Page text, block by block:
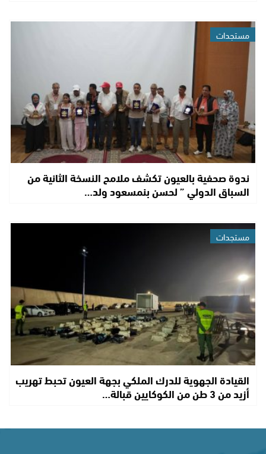
مستجدات
ندوة صحفية بالعيون تكشف ملامح النسخة الثانية من
السباق الدولي ” لحسن بنمسعود ولد…
مستجدات
القيادة الجهوية للدرك الملكي بجهة العيون تحبط تهريب
أزيد من 3 طن من الكوكايين قبالة…